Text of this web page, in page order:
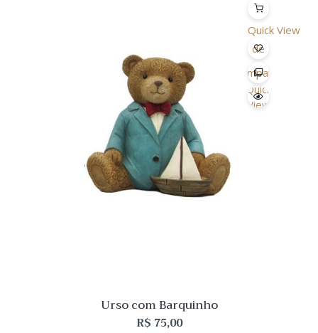
Quick View
Lista
de
Desejo
Comparar
Quick
View
Urso com Barquinho
R$ 75,00